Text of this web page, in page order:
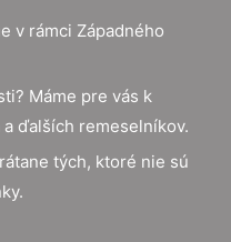
v rámci Západného
Máme pre vás k
ďalších remeselníkov.
tých, ktoré nie sú